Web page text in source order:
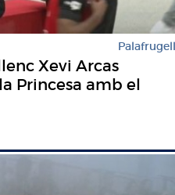
Palafrugell
Xevi Arcas
Princesa amb el